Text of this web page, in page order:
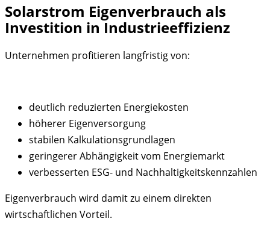
Solarstrom Eigenverbrauch als
Investition in Industrieeffizienz
Unternehmen profitieren langfristig von:
deutlich reduzierten Energiekosten
höherer Eigenversorgung
stabilen Kalkulationsgrundlagen
geringerer Abhängigkeit vom Energiemarkt
verbesserten ESG- und Nachhaltigkeitskennzahlen
Eigenverbrauch wird damit zu einem direkten
wirtschaftlichen Vorteil.